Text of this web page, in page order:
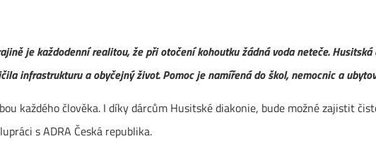
je každodenní realitou, že při otočení kohoutku žádná voda neteče.
infrastrukturu a obyčejný život. Pomoc je namířená do škol, nemocnic a
každého člověka. I díky dárcům Husitské diakonie, bude možné zajistit
s ADRA Česká republika.